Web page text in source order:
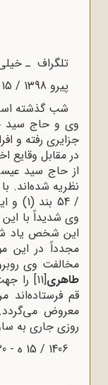
از:
تلگراف ـ خیلى فورى
شب گذشته اسداله
و حاج سید حسین
رفته و افراد
مقابل وقایع اخیر قم
حاج سید عیسى و
/ 54 بند (1) و
شدیداً با این موضوع
شخص یاد شدگان
در این مورد
وى روبرو
[11] را جهت اخذ
فرستاده‌اند
مى‌گردد.
جارى به ساواک